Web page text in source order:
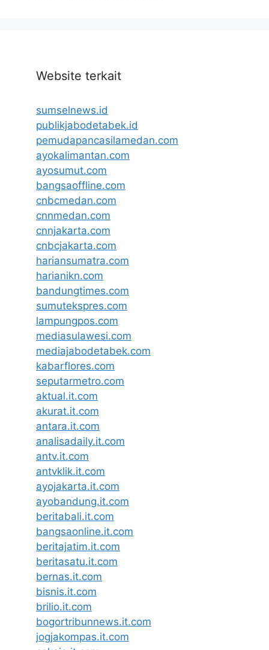
Website terkait
sumselnews.id
publikjabodetabek.id
pemudapancasilamedan.com
ayokalimantan.com
ayosumut.com
bangsaoffline.com
cnbcmedan.com
cnnmedan.com
cnnjakarta.com
cnbcjakarta.com
hariansumatra.com
harianikn.com
bandungtimes.com
sumutekspres.com
lampungpos.com
mediasulawesi.com
mediajabodetabek.com
kabarflores.com
seputarmetro.com
aktual.it.com
akurat.it.com
antara.it.com
analisadaily.it.com
antv.it.com
antvklik.it.com
ayojakarta.it.com
ayobandung.it.com
beritabali.it.com
bangsaonline.it.com
beritajatim.it.com
beritasatu.it.com
bernas.it.com
bisnis.it.com
brilio.it.com
bogortribunnews.it.com
jogjakompas.it.com